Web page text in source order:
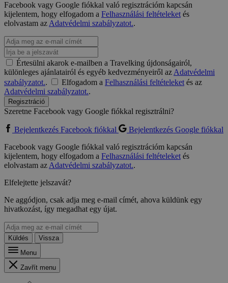
Facebook vagy Google fiókkal való regisztrációm kapcsán
kijelentem, hogy elfogadom a Felhasználási feltételeketés
elolvastam azAdatvédelmi szabályzatot..
Értesülni akarok e-mailben a Travelking újdonságairól,
különleges ajánlatairól és egyéb kedvezményeiről azAdatvédelmi
szabályzatot.. Elfogadom a Felhasználási feltételeketés az
Adatvédelmi szabályzatot..
Regisztráció
Szeretne Facebook vagy Google fiókkal regisztrálni?
Bejelentkezés Facebook fiókkal
Bejelentkezés Google fiókkal
Facebook vagy Google fiókkal való regisztrációm kapcsán
kijelentem, hogy elfogadom a Felhasználási feltételeketés
elolvastam azAdatvédelmi szabályzatot..
Elfelejtette jelszavát?
Ne aggódjon, csak adja meg e-mail címét, ahova küldünk egy
hivatkozást, így megadhat egy újat.
Küldés
Vissza
Menu
Zavřít menu